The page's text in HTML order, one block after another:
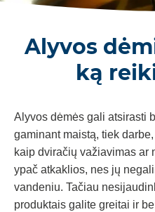
Alyvos
ką
Alyvos dėmės gali atsirasti
gaminant maistą, tiek
kaip dviračių važiavimas ar
ypač atkaklios, nes jų
vandeniu. Tačiau
produktais galite greitai ir